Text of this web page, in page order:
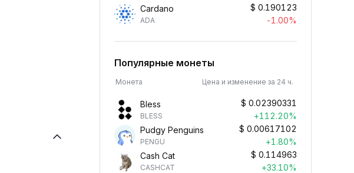
Cardano
ADA
$ 0.190123
-1.00%
Популярные монеты
Монета Цена и изменение за 24 ч.
Bless
BLESS
$ 0.02390331
+112.20%
Pudgy Penguins
PENGU
$ 0.00617102
+1.80%
Cash Cat
CASHCAT
$ 0.114963
+33.10%